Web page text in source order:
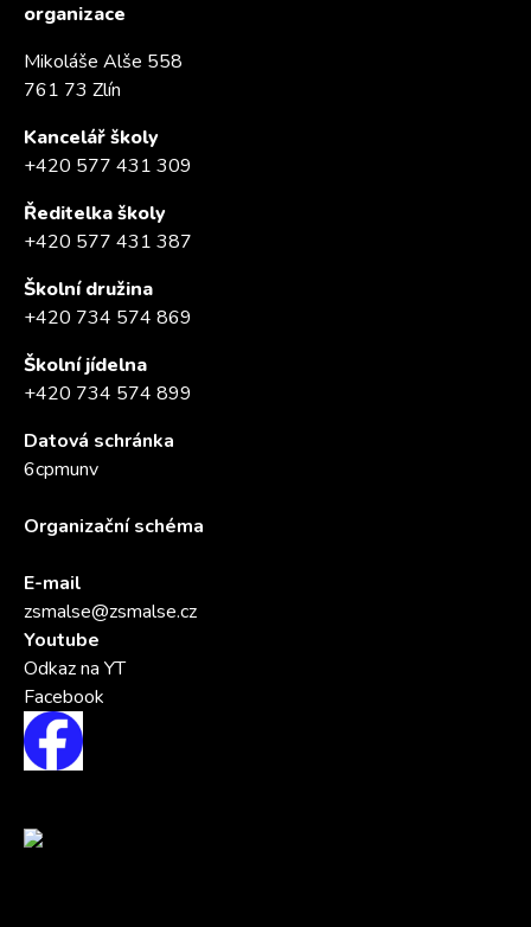
organizace
Mikoláše Alše 558
761 73 Zlín
Kancelář školy
+420 577 431 309
Ředitelka školy
+420 577 431 387
Školní družina
+420 734 574 869
Školní jídelna
+420 734 574 899
Datová schránka
6cpmunv
Organizační schéma
E-mail
zsmalse@zsmalse.cz
Youtube
Odkaz na YT
Facebook